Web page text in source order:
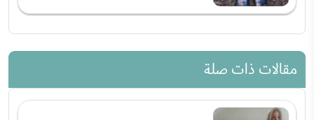
مقالات ذات صلة